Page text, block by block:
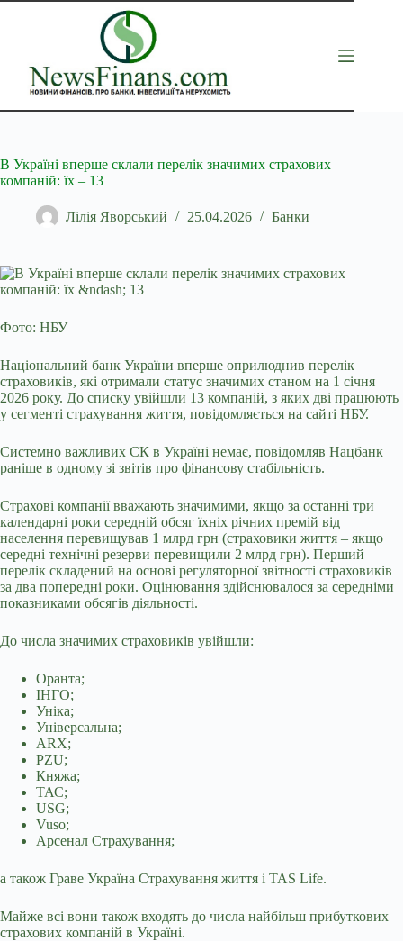
Перейти
В Україні вперше склали перелік значимих страхових
компаній: їх – 13
Лілія Яворський 25.04.2026 Банки
Фото: НБУ
Національний банк України вперше оприлюднив перелік
страховиків, які отримали статус значимих станом на 1 січня
2026 року. До списку увійшли 13 компаній, з яких дві працюють
у сегменті страхування життя, повідомляється на сайті НБУ.
Системно важливих СК в Україні немає, повідомляв Нацбанк
раніше в одному зі звітів про фінансову стабільність.
Страхові компанії вважають значимими, якщо за останні три
календарні роки середній обсяг їхніх річних премій від
населення перевищував 1 млрд грн (страховики життя – якщо
середні технічні резерви перевищили 2 млрд грн). Перший
перелік складений на основі регуляторної звітності страховиків
за два попередні роки. Оцінювання здійснювалося за середніми
показниками обсягів діяльності.
До числа значимих страховиків увійшли:
Оранта;
ІНГО;
Уніка;
Універсальна;
ARX;
PZU;
Княжа;
ТАС;
USG;
Vuso;
Арсенал Страхування;
а також Граве Україна Страхування життя і TAS Life.
Майже всі вони також входять до числа найбільш прибуткових
страхових компаній в Україні.